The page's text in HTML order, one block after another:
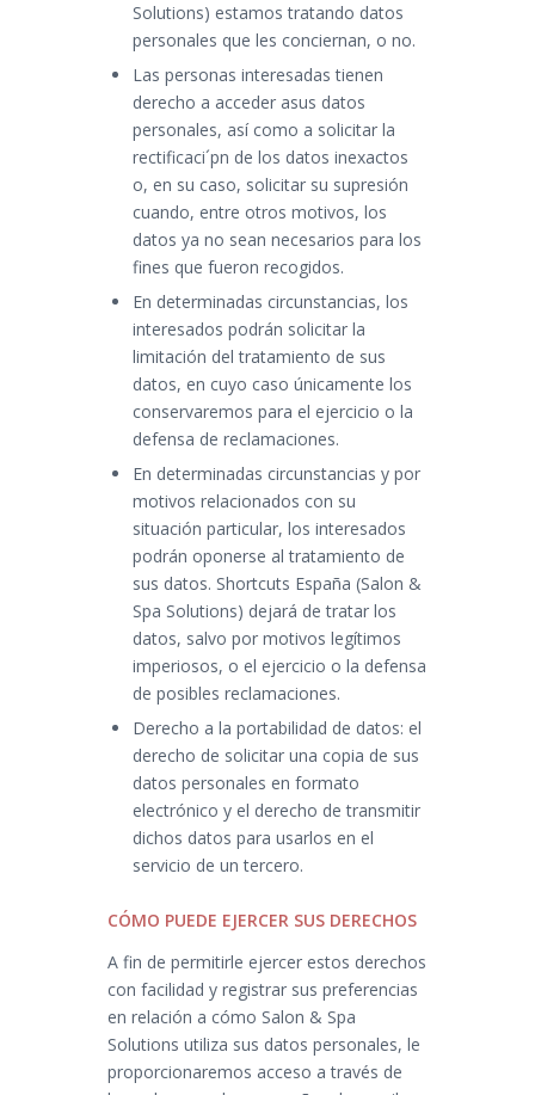
Solutions) estamos tratando datos
personales que les conciernan, o no.
Las personas interesadas tienen
derecho a acceder asus datos
personales, así como a solicitar la
rectificaci´pn de los datos inexactos
o, en su caso, solicitar su supresión
cuando, entre otros motivos, los
datos ya no sean necesarios para los
fines que fueron recogidos.
En determinadas circunstancias, los
interesados podrán solicitar la
limitación del tratamiento de sus
datos, en cuyo caso únicamente los
conservaremos para el ejercicio o la
defensa de reclamaciones.
En determinadas circunstancias y por
motivos relacionados con su
situación particular, los interesados
podrán oponerse al tratamiento de
sus datos. Shortcuts España (Salon &
Spa Solutions) dejará de tratar los
datos, salvo por motivos legítimos
imperiosos, o el ejercicio o la defensa
de posibles reclamaciones.
Derecho a la portabilidad de datos: el
derecho de solicitar una copia de sus
datos personales en formato
electrónico y el derecho de transmitir
dichos datos para usarlos en el
servicio de un tercero.
CÓMO PUEDE EJERCER SUS DERECHOS
A fin de permitirle ejercer estos derechos
con facilidad y registrar sus preferencias
en relación a cómo Salon & Spa
Solutions utiliza sus datos personales, le
proporcionaremos acceso a través de